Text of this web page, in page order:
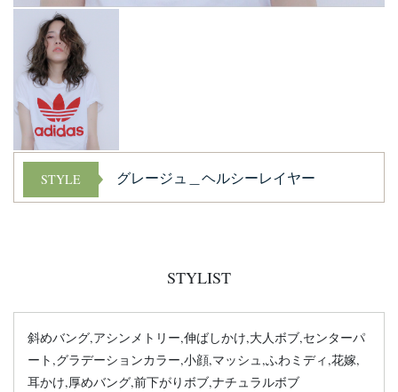
STYLE グレージュ＿ヘルシーレイヤー
STYLIST
斜めバング,アシンメトリー,伸ばしかけ,大人ボブ,センターパ
ート,グラデーションカラー,小顔,マッシュ,ふわミディ,花嫁,
耳かけ,厚めバング,前下がりボブ,ナチュラルボブ